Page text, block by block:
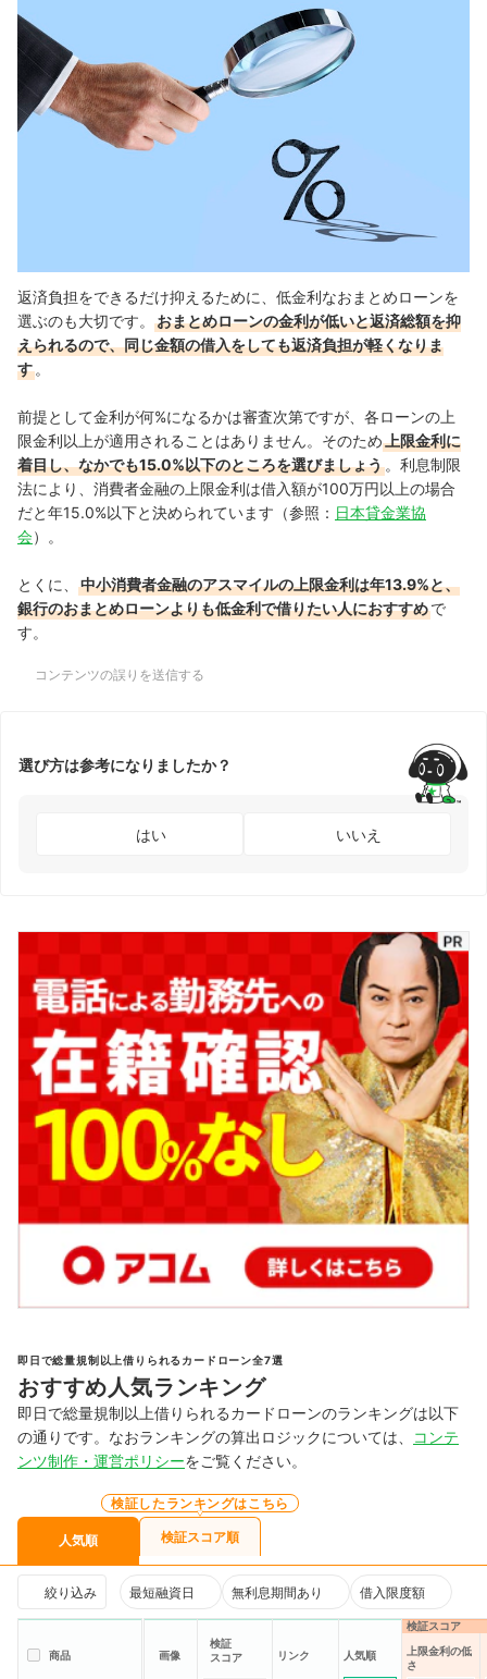
返済負担をできるだけ抑えるために、低金利なおまとめローンを
選ぶのも大切です。
おまとめローンの金利が低いと返済総額を抑
えられるので、同じ金額の借入をしても返済負担が軽くなりま
す 。
前提として金利が何%になるかは審査次第ですが、各ローンの上
限金利以上が適用されることはありません。そのため上限金利に
着目し、なかでも15.0%以下のところを選びましょう 。利息制限
法により、消費者金融の上限金利は借入額が100万円以上の場合
だと年15.0%以下と決められています（参照： 日本貸金業協
会）。
とくに、
中小消費者金融のアスマイルの上限金利は年13.9%と、
銀行のおまとめローンよりも低金利で借りたい人におすすめで
す。
コンテンツの誤りを送信する
選び方は参考になりましたか？
はい いいえ
即日で総量規制以上借りられるカードローン全7選
おすすめ人気ランキング
即日で総量規制以上借りられるカードローンのランキングは以下
の通りです。なおランキングの算出ロジックについては、
コンテ
ンツ制作・運営ポリシーをご覧ください。
人気順
検証したランキングはこちら
検証スコア順
絞り込み 最短融資日 無利息期間あり 借入限度額
商品 画像
検証
スコア
リンク 人気順
検証スコア
上限金利の低
さ